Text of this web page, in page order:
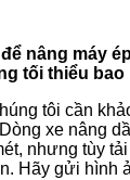
nâng máy
tối thiểu bao
tôi cần
xe nâng
nhưng tùy
Hãy gửi hình